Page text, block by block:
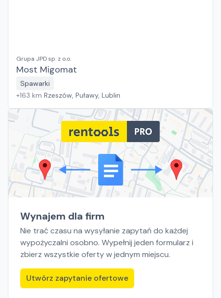
Grupa JPD sp. z o.o.
Most Migomat
Spawarki
+163 km Rzeszów, Puławy, Lublin
Wynajem dla firm
Nie trać czasu na wysyłanie zapytań do każdej
wypożyczalni osobno. Wypełnij jeden formularz i
zbierz wszystkie oferty w jednym miejscu.
Utwórz zapytanie ofertowe